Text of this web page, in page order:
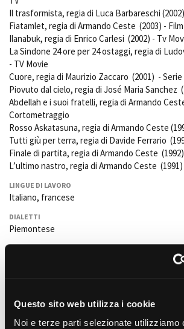
Questo sito web utilizza i cookie
Noi e terze parti selezionate utilizziamo
NEWS
CASTING
Amministrazione trasparente
Bandi e gare
Contatti
Privacy
Cookie policy
Whistleblowing
Credits
Il trasformista, regia di Luca Barbareschi
Fiatamlet, regia di Armando Ceste (2003) - Film
Ilanabuk, regia di Enrico Carlesi (2002) - Tv
La Sindone 24 ore per 24 ostaggi, regia di
- TV Movie
Cuore, regia di Maurizio Zaccaro (2001) - Serie
Piovuto dal cielo, regia di José Maria Sanchez
Abdellah e i suoi fratelli, regia di Armando
Cortometraggio
Rosso Askatasuna, regia di Armando Ceste
Tutti giù per terra, regia di Davide Ferrario
Finale di partita, regia di Armando Ceste
L’ultimo nastro, regia di Armando Ceste
LINGUE DI LAVORO
Italiano, francese
DIALETTI
Piemontese
ABILITÀ ARTISTICHE
Mimo, chitarra, canto